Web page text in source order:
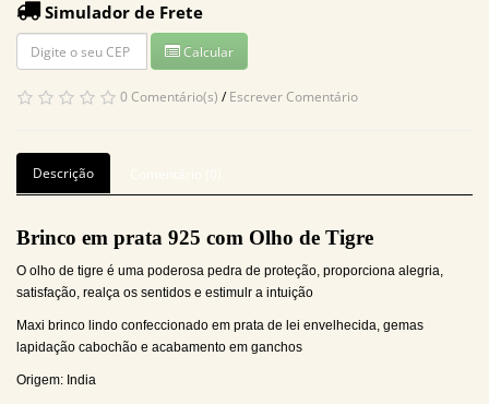
Simulador de Frete
Calcular
0 Comentário(s) /Escrever Comentário
Descrição
Brinco em prata 925 com Olho de Tigre
O olho de tigre é uma poderosa pedra de proteção, proporciona alegria,
satisfação, realça os sentidos e estimulr a intuição
Maxi brinco lindo confeccionado em prata de lei envelhecida, gemas
lapidação cabochão e acabamento em ganchos
Origem: India